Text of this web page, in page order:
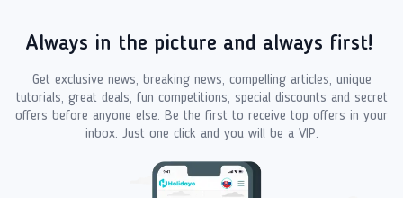
Always in the picture and always first!
Get exclusive news, breaking news, compelling articles, unique
tutorials, great deals, fun competitions, special discounts and secret
offers before anyone else. Be the first to receive top offers in your
inbox. Just one click and you will be a VIP.